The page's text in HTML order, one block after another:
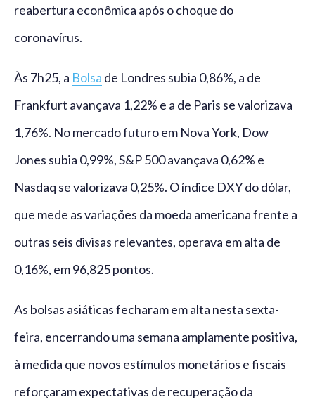
reabertura econômica após o choque do
coronavírus.
Às 7h25, a Bolsa de Londres subia 0,86%, a de
Frankfurt avançava 1,22% e a de Paris se valorizava
1,76%. No mercado futuro em Nova York, Dow
Jones subia 0,99%, S&P 500 avançava 0,62% e
Nasdaq se valorizava 0,25%. O índice DXY do dólar,
que mede as variações da moeda americana frente a
outras seis divisas relevantes, operava em alta de
0,16%, em 96,825 pontos.
As bolsas asiáticas fecharam em alta nesta sexta-
feira, encerrando uma semana amplamente positiva,
à medida que novos estímulos monetários e fiscais
reforçaram expectativas de recuperação da